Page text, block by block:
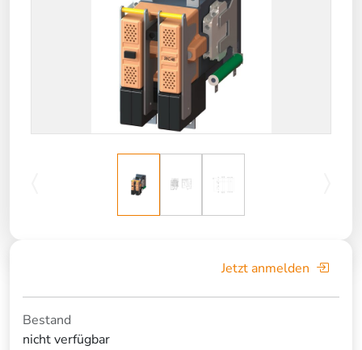
Jetzt anmelden
Bestand
nicht verfügbar